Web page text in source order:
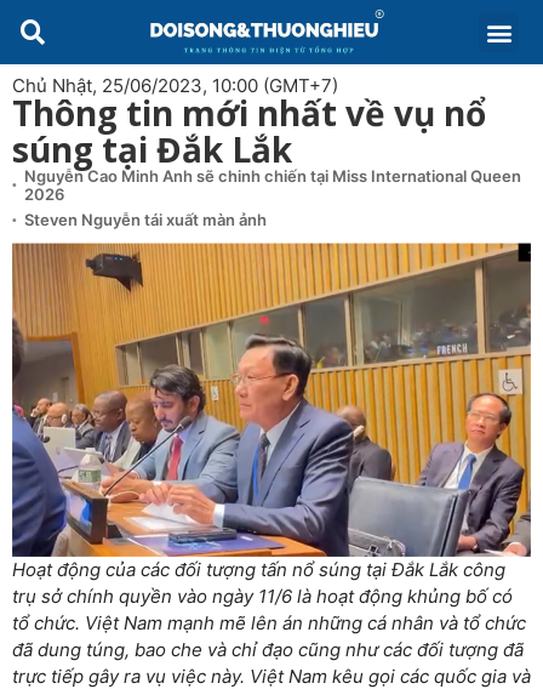
Chủ Nhật, 25/06/2023, 10:00 (GMT+7)
Thông tin mới nhất về vụ nổ
súng tại Đắk Lắk
Nguyễn Cao Minh Anh sẽ chinh chiến tại Miss International Queen
2026
Steven Nguyễn tái xuất màn ảnh
Hoạt động của các đối tượng tấn nổ súng tại Đắk Lắk công
trụ sở chính quyền vào ngày 11/6 là hoạt động khủng bố có
tổ chức. Việt Nam mạnh mẽ lên án những cá nhân và tổ chức
đã dung túng, bao che và chỉ đạo cũng như các đối tượng đã
trực tiếp gây ra vụ việc này. Việt Nam kêu gọi các quốc gia và